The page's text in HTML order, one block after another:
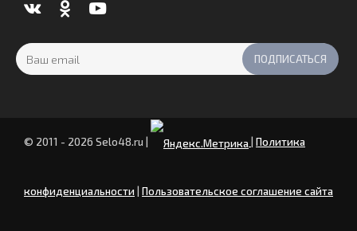
© 2011 - 2026 Selo48.ru Политика
конфиденциальности Пользовательское соглашение сайта